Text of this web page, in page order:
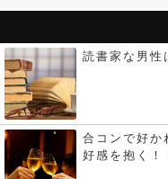
読書家な男性
合コンで好か
好感を抱く！